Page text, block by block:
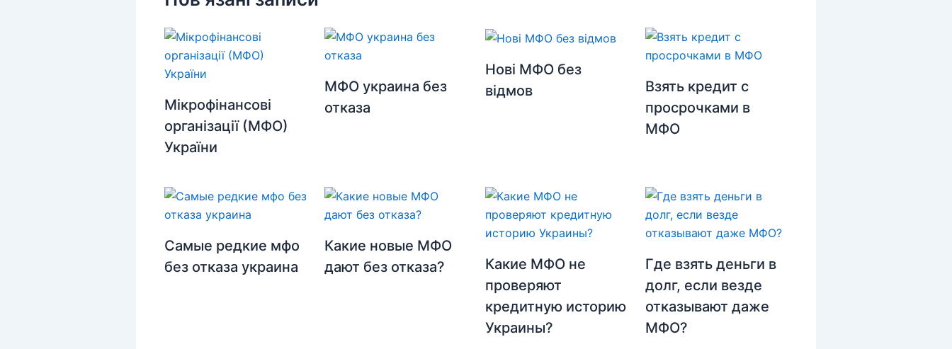
Мікрофінансові
організації (МФО)
України
МФО украина без
отказа
Нові МФО без
відмов
Взять кредит с
просрочками в
МФО
Самые редкие мфо
без отказа украина
Какие новые МФО
дают без отказа?
Какие МФО не
проверяют
кредитную историю
Украины?
Где взять деньги в
долг, если везде
отказывают даже
МФО?